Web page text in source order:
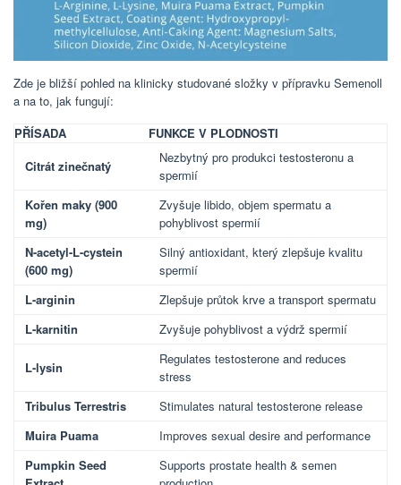
Zde je bližší pohled na klinicky studované složky v přípravku Semenoll
a na to, jak fungují:
PŘÍSADA
FUNKCE V PLODNOSTI
Citrát zinečnatý
Nezbytný pro produkci testosteronu a
spermií
Kořen maky (900
mg)
Zvyšuje libido, objem spermatu a
pohyblivost spermií
N-acetyl-L-cystein
(600 mg)
Silný antioxidant, který zlepšuje kvalitu
spermií
L-arginin
Zlepšuje průtok krve a transport spermatu
L-karnitin
Zvyšuje pohyblivost a výdrž spermií
L-lysin
Regulates testosterone and reduces
stress
Tribulus Terrestris
Stimulates natural testosterone release
Muira Puama
Improves sexual desire and performance
Pumpkin Seed
Supports prostate health & semen